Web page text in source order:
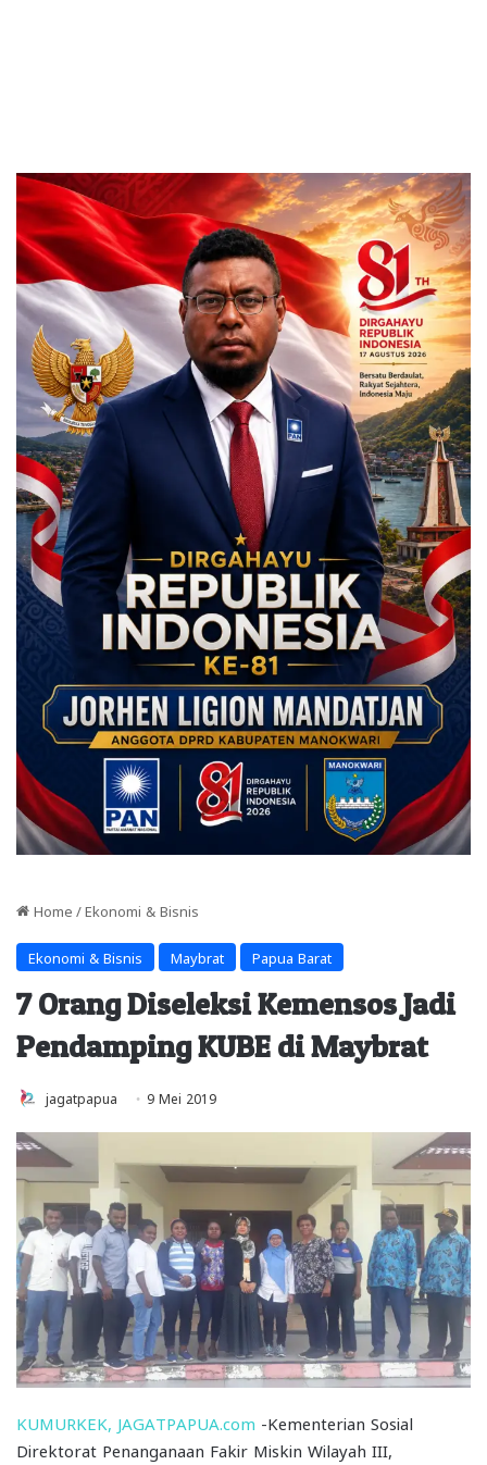
Home / Ekonomi & Bisnis
Ekonomi & Bisnis Maybrat Papua Barat
7 Orang Diseleksi Kemensos Jadi
Pendamping KUBE di Maybrat
jagatpapua 9 Mei 2019
KUMURKEK, JAGATPAPUA.com -Kementerian Sosial
Direktorat Penanganaan Fakir Miskin Wilayah III,